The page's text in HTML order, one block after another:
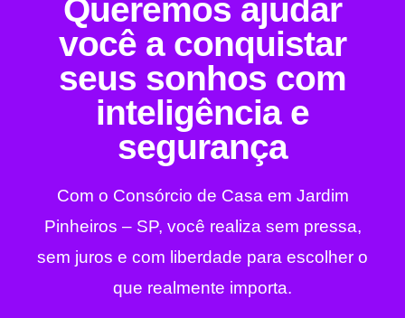
Queremos ajudar
você a conquistar
seus sonhos com
inteligência e
segurança
Com o Consórcio de Casa em Jardim
Pinheiros – SP, você realiza sem pressa,
sem juros e com liberdade para escolher o
que realmente importa.